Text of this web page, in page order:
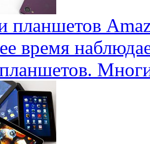
планшетов
время